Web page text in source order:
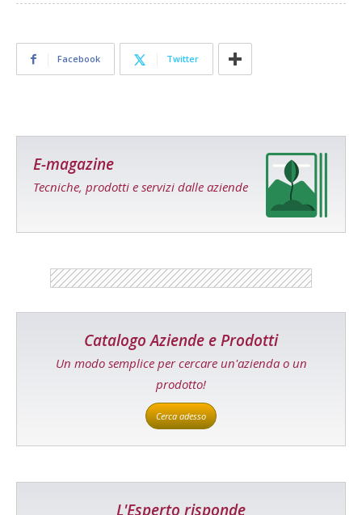
Facebook Twitter
E-magazine
Tecniche, prodotti e servizi dalle aziende
Catalogo Aziende e Prodotti
Un modo semplice per cercare un'azienda o un
prodotto!
Cerca adesso
L'Esperto risponde